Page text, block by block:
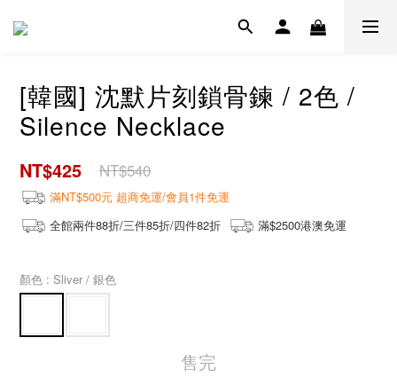
[韓國] 沈默片刻鎖骨鍊 / 2色 /
Silence Necklace
NT$425 NT$540
滿NT$500元 超商免運/會員1件免運
全館兩件88折/三件85折/四件82折
滿$2500港澳免運
顏色 : Sliver / 銀色
售完